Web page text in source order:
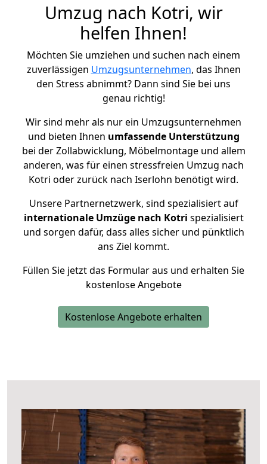
Umzug nach Kotri, wir
helfen Ihnen!
Möchten Sie umziehen und suchen nach einem
zuverlässigen Umzugsunternehmen, das Ihnen
den Stress abnimmt? Dann sind Sie bei uns
genau richtig!
Wir sind mehr als nur ein Umzugsunternehmen
und bieten Ihnen umfassende Unterstützung
bei der Zollabwicklung, Möbelmontage und allem
anderen, was für einen stressfreien Umzug nach
Kotri oder zurück nach Iserlohn benötigt wird.
Unsere Partnernetzwerk, sind spezialisiert auf
internationale Umzüge nach Kotri spezialisiert
und sorgen dafür, dass alles sicher und pünktlich
ans Ziel kommt.
Füllen Sie jetzt das Formular aus und erhalten Sie
kostenlose Angebote
Kostenlose Angebote erhalten